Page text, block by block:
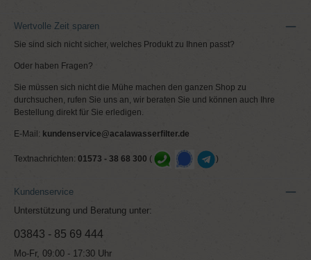
Wertvolle Zeit sparen
Sie sind sich nicht sicher, welches Produkt zu Ihnen passt?
Oder haben Fragen?
Sie müssen sich nicht die Mühe machen den ganzen Shop zu
durchsuchen, rufen Sie uns an, wir beraten Sie und können auch Ihre
Bestellung direkt für Sie erledigen.
E-Mail: kundenservice@acalawasserfilter.de
Textnachrichten: 01573 - 38 68 300 ( )
Kundenservice
Unterstützung und Beratung unter:
03843 - 85 69 444
Mo-Fr, 09:00 - 17:30 Uhr